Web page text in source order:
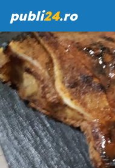
publi24.ro